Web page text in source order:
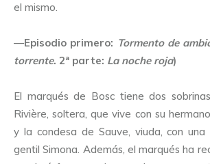
el mismo.
—Episodio primero: Tormento de
torrente. 2ª parte: La noche roja)
El marqués de Bosc tiene dos
Rivière, soltera, que vive con su
y la condesa de Sauve, viuda, con una
gentil Simona. Además, el marqués ha